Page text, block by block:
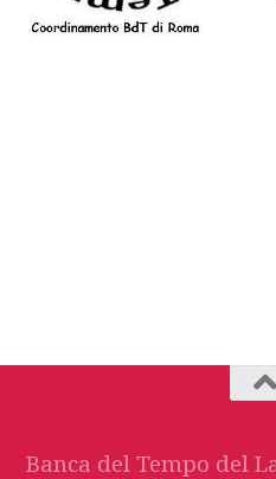
Banca del Tempo del